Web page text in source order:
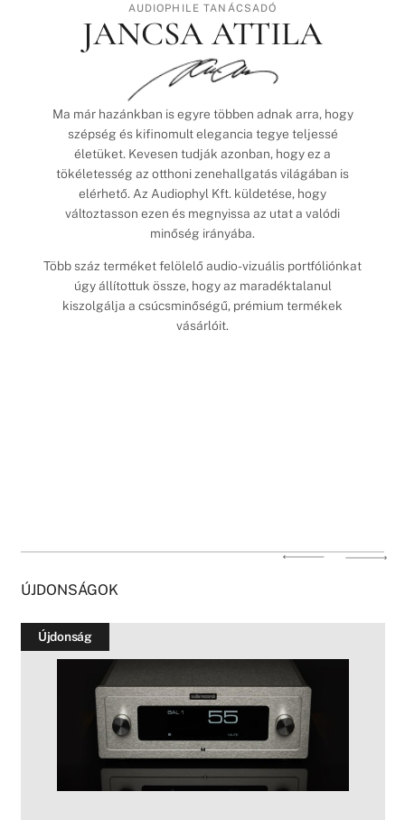
AUDIOPHILE TANÁCSADÓ
JANCSA ATTILA
Ma már hazánkban is egyre többen adnak arra, hogy
szépség és kifinomult elegancia tegye teljessé
életüket. Kevesen tudják azonban, hogy ez a
tökéletesség az otthoni zenehallgatás világában is
elérhető. Az Audiophyl Kft. küldetése, hogy
változtasson ezen és megnyissa az utat a valódi
minőség irányába.
Több száz terméket felölelő audio-vizuális portfóliónkat
úgy állítottuk össze, hogy az maradéktalanul
kiszolgálja a csúcsminőségű, prémium termékek
vásárlóit.
ÚJDONSÁGOK
Újdonság